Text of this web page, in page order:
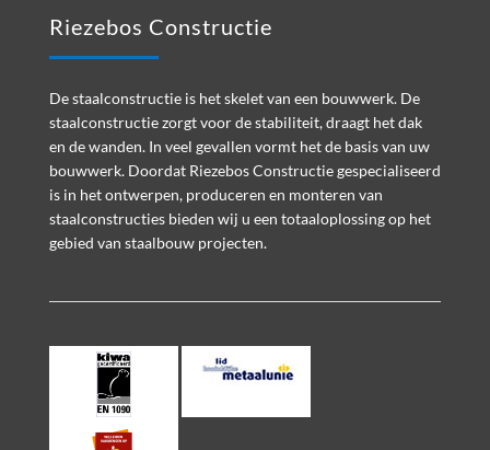
Riezebos Constructie
De staalconstructie is het skelet van een bouwwerk. De
staalconstructie zorgt voor de stabiliteit, draagt het dak
en de wanden. In veel gevallen vormt het de basis van uw
bouwwerk. Doordat Riezebos Constructie gespecialiseerd
is in het ontwerpen, produceren en monteren van
staalconstructies bieden wij u een totaaloplossing op het
gebied van staalbouw projecten.